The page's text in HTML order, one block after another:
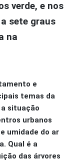
verde, e nos
sete graus
na
e
temas da
a situação
urbanos
umidade do ar
Qual é a
das árvores